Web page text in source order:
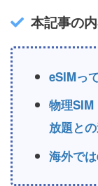
本記事の
eSIMっ
物理
放題と
海外で